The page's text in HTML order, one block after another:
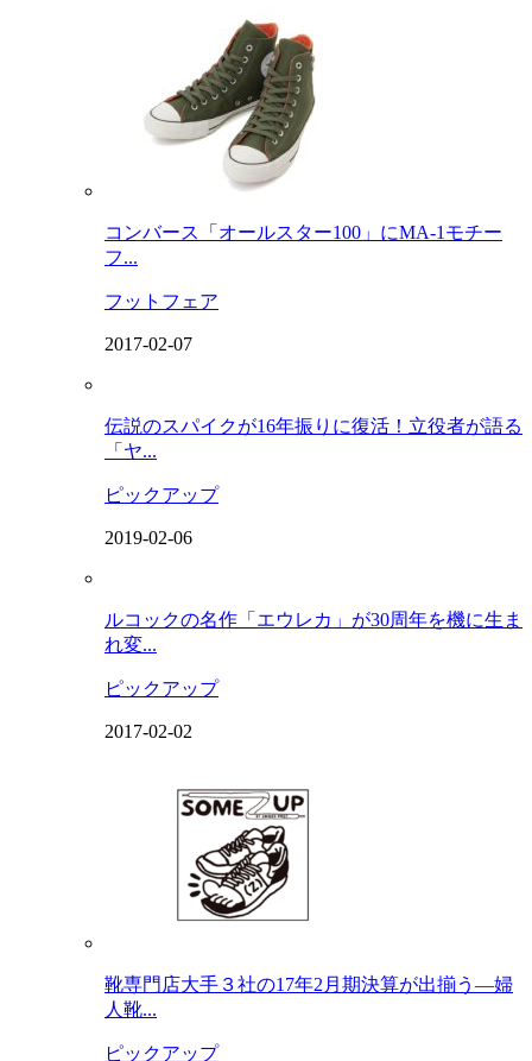
コンバース「オールスター100」にMA-1モチー
フ...
フットフェア
2017-02-07
伝説のスパイクが16年振りに復活！立役者が語る
「ヤ...
ピックアップ
2019-02-06
ルコックの名作「エウレカ」が30周年を機に生ま
れ変...
ピックアップ
2017-02-02
靴専門店大手３社の17年2月期決算が出揃う―婦
人靴...
ピックアップ